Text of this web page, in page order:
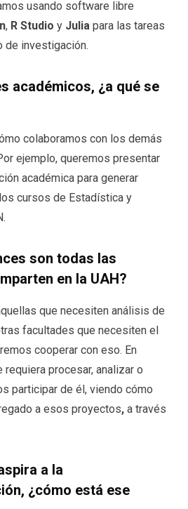
usando software libre
, R Studio y Julia para las tareas
de investigación.
académicos, ¿a qué se
colaboramos con los demás
ejemplo, queremos presentar
académica para generar
cursos de Estadística y
son todas las
en la UAH?
que necesiten análisis de
facultades que necesiten el
cooperar con eso. En
procesar, analizar o
participar de él, viendo cómo
a esos proyectos, a través
a la
¿cómo está ese